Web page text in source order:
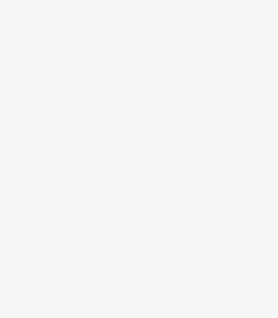
ich do ustalenia, obrony
czy prawnie uzasadnione
przesłanki:
lub na podstawie zgody
osobowych, którego
przez administratora
nie może już przetwarzać
praw i wolności osoby,